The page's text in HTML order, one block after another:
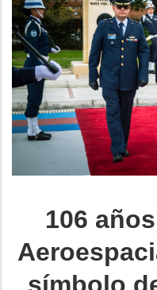
106
símbolo